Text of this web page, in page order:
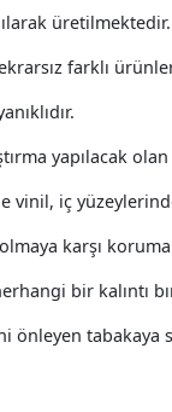
üretilmektedir.
farklı
yapılacak
vinil, iç
karşı koruma
bir kalıntı
önleyen tabakaya